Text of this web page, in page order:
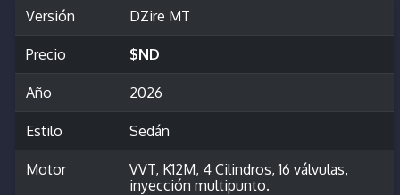
Versión DZire MT
Precio $ND
Año 2026
Estilo Sedán
Motor
VVT, K12M, 4 Cilindros, 16 válvulas,
inyección multipunto.